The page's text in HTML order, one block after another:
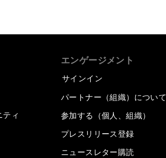
ティ
エンゲージメント
サインイン
パートナー（組織）について
参加する（個人、組織）
プレスリリース登録
ニュースレター購読